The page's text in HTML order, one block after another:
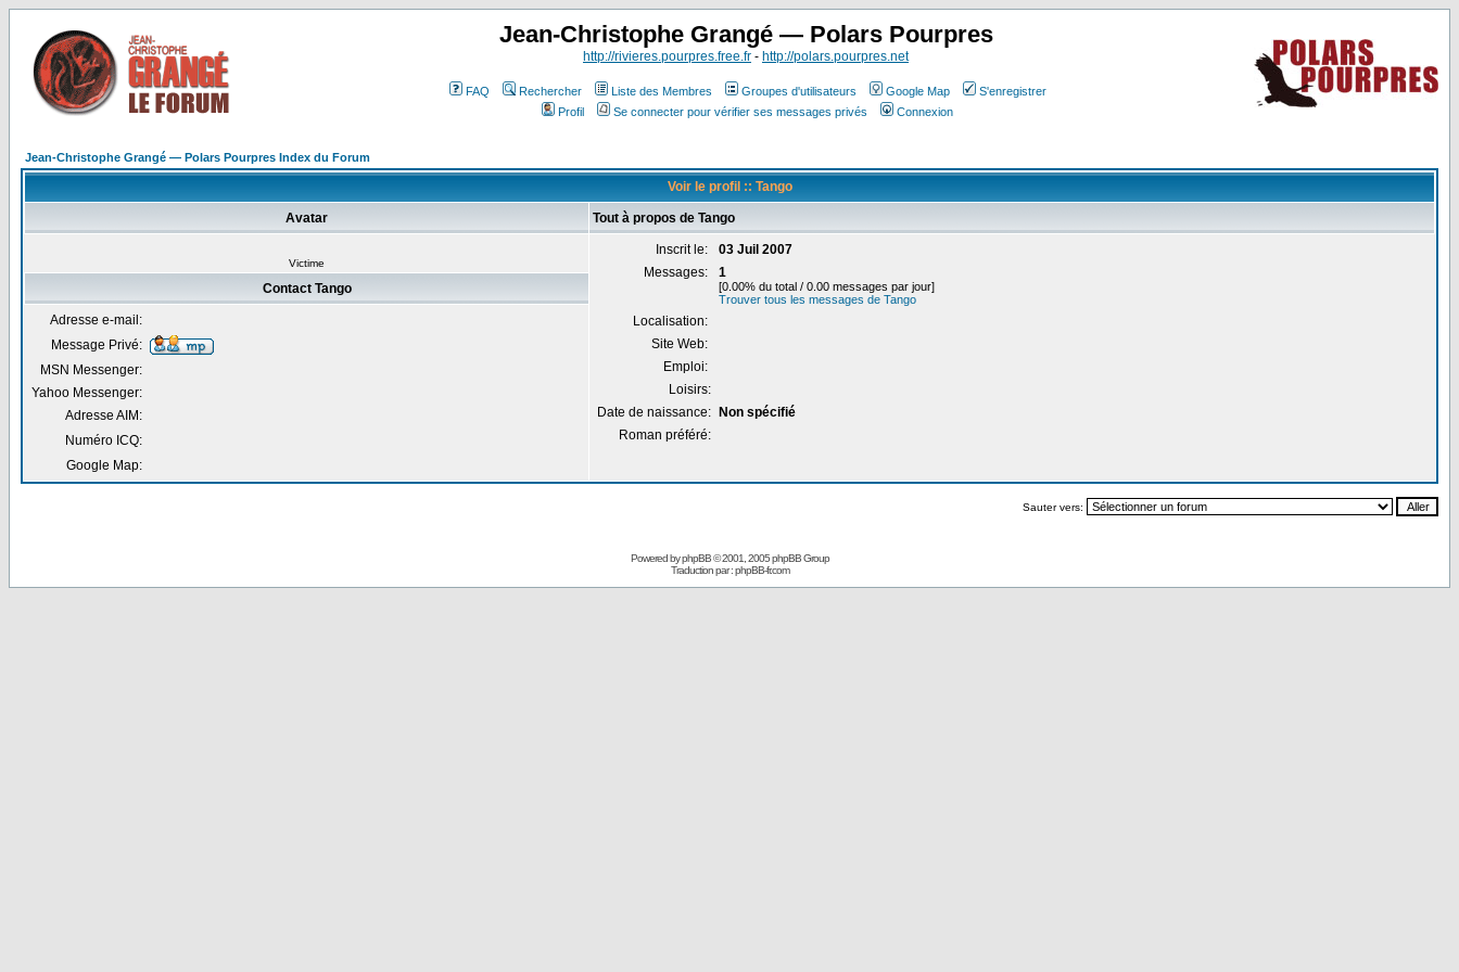
Jean-Christophe Grangé — Polars Pourpres
http://rivieres.pourpres.free.fr - http://polars.pourpres.net
FAQ Rechercher Liste des Membres Groupes d'utilisateurs Google Map
S'enregistrer
Profil
Se connecter pour vérifier ses messages privés Connexion
Jean-Christophe Grangé — Polars Pourpres Index du Forum
Voir le profil :: Tango
Avatar Tout à propos de Tango
Victime
Inscrit le:
03 Juil 2007
Messages:
1
[0.00% du total / 0.00 messages par jour]
Trouver tous les messages de Tango
Localisation:
Site Web:
Emploi:
Loisirs:
Date de naissance:
Non spécifié
Roman préféré:
Contact Tango
Adresse e-mail:
Message Privé:
MSN Messenger:
Yahoo Messenger:
Adresse AIM:
Numéro ICQ:
Google Map:
Sauter vers:
Powered byphpBB© 2001, 2005 phpBB Group
Traduction par :phpBB-fr.com